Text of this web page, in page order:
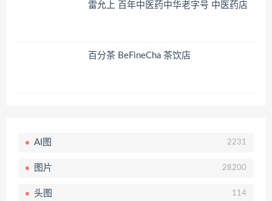
雷允上 百年中医药中华老字号 中医药店
百分茶 BeFineCha 茶饮店
AI图 2231
图片 28200
头图 114